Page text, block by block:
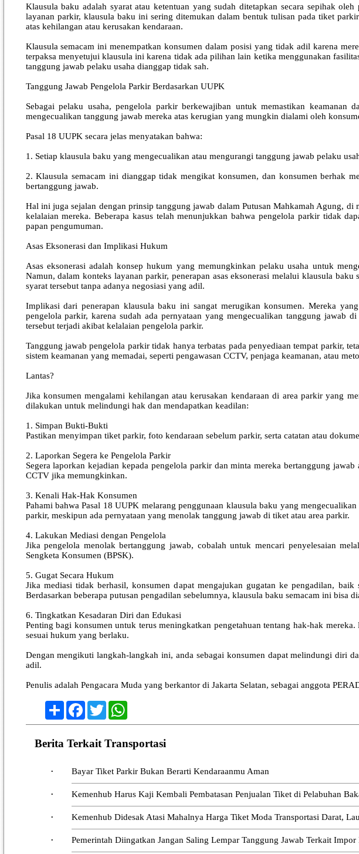
Klausula baku adalah syarat atau ketentuan yang sudah ditetapkan secara sepihak
layanan parkir, klausula baku ini sering ditemukan dalam bentuk tulisan pada tiket
atas kehilangan atau kerusakan kendaraan.
Klausula semacam ini menempatkan konsumen dalam posisi yang tidak adil karena
terpaksa menyetujui klausula ini karena tidak ada pilihan lain ketika menggunakan
tanggung jawab pelaku usaha dianggap tidak sah.
Tanggung Jawab Pengelola Parkir Berdasarkan UUPK
Sebagai pelaku usaha, pengelola parkir berkewajiban untuk memastikan
mengecualikan tanggung jawab mereka atas kerugian yang mungkin dialami oleh
Pasal 18 UUPK secara jelas menyatakan bahwa:
1. Setiap klausula baku yang mengecualikan atau mengurangi tanggung jawab pelaku
2. Klausula semacam ini dianggap tidak mengikat konsumen, dan konsumen berhak
bertanggung jawab.
Hal ini juga sejalan dengan prinsip tanggung jawab dalam Putusan Mahkamah Agung,
kelalaian mereka. Beberapa kasus telah menunjukkan bahwa pengelola parkir tidak
papan pengumuman.
Asas Eksonerasi dan Implikasi Hukum
Asas eksonerasi adalah konsep hukum yang memungkinkan pelaku usaha untuk
Namun, dalam konteks layanan parkir, penerapan asas eksonerasi melalui klausula
syarat tersebut tanpa adanya negosiasi yang adil.
Implikasi dari penerapan klausula baku ini sangat merugikan konsumen. Mereka
pengelola parkir, karena sudah ada pernyataan yang mengecualikan tanggung
tersebut terjadi akibat kelalaian pengelola parkir.
Tanggung jawab pengelola parkir tidak hanya terbatas pada penyediaan tempat parkir,
sistem keamanan yang memadai, seperti pengawasan CCTV, penjaga keamanan, atau
Lantas?
Jika konsumen mengalami kehilangan atau kerusakan kendaraan di area parkir yang
dilakukan untuk melindungi hak dan mendapatkan keadilan:
1. Simpan Bukti-Bukti
Pastikan menyimpan tiket parkir, foto kendaraan sebelum parkir, serta catatan atau
2. Laporkan Segera ke Pengelola Parkir
Segera laporkan kejadian kepada pengelola parkir dan minta mereka bertanggung
CCTV jika memungkinkan.
3. Kenali Hak-Hak Konsumen
Pahami bahwa Pasal 18 UUPK melarang penggunaan klausula baku yang
parkir, meskipun ada pernyataan yang menolak tanggung jawab di tiket atau area parkir.
4. Lakukan Mediasi dengan Pengelola
Jika pengelola menolak bertanggung jawab, cobalah untuk mencari penyelesaian
Sengketa Konsumen (BPSK).
5. Gugat Secara Hukum
Jika mediasi tidak berhasil, konsumen dapat mengajukan gugatan ke pengadilan,
Berdasarkan beberapa putusan pengadilan sebelumnya, klausula baku semacam ini bisa
6. Tingkatkan Kesadaran Diri dan Edukasi
Penting bagi konsumen untuk terus meningkatkan pengetahuan tentang hak-hak
sesuai hukum yang berlaku.
Dengan mengikuti langkah-langkah ini, anda sebagai konsumen dapat melindungi diri
adil.
Penulis adalah Pengacara Muda yang berkantor di Jakarta Selatan, sebagai anggota
Share Facebook
Twitter
Berita Terkait Transportasi
• Bayar Tiket Parkir Bukan Berarti Kendaraanmu Aman
• Kemenhub Harus Kaji Kembali Pembatasan Penjualan Tiket di Pelabuhan
• Kemenhub Didesak Atasi Mahalnya Harga Tiket Moda Transportasi Darat,
• Pemerintah Diingatkan Jangan Saling Lempar Tanggung Jawab Terkait